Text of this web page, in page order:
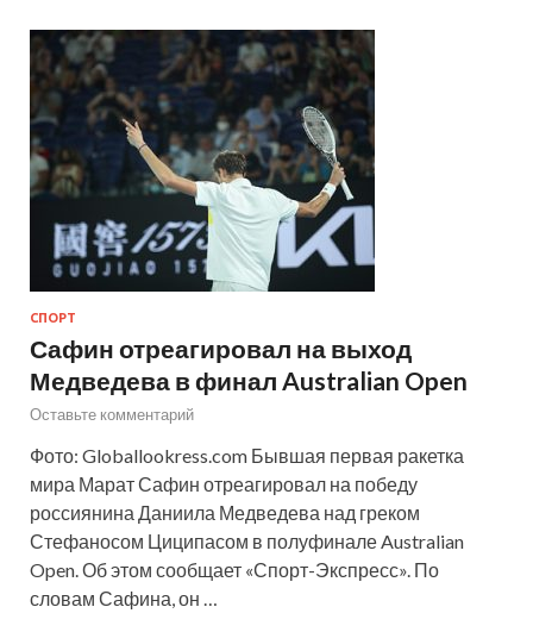
СПОРТ
Сафин отреагировал на выход
Медведева в финал Australian Open
Оставьте комментарий
Фото: Globallookress.com Бывшая первая ракетка
мира Марат Сафин отреагировал на победу
россиянина Даниила Медведева над греком
Стефаносом Циципасом в полуфинале Australian
Open. Об этом сообщает «Спорт-Экспресс». По
словам Сафина, он …